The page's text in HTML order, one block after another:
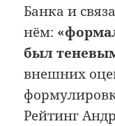
Банка и
нём:
был
внешних
Рейтинг